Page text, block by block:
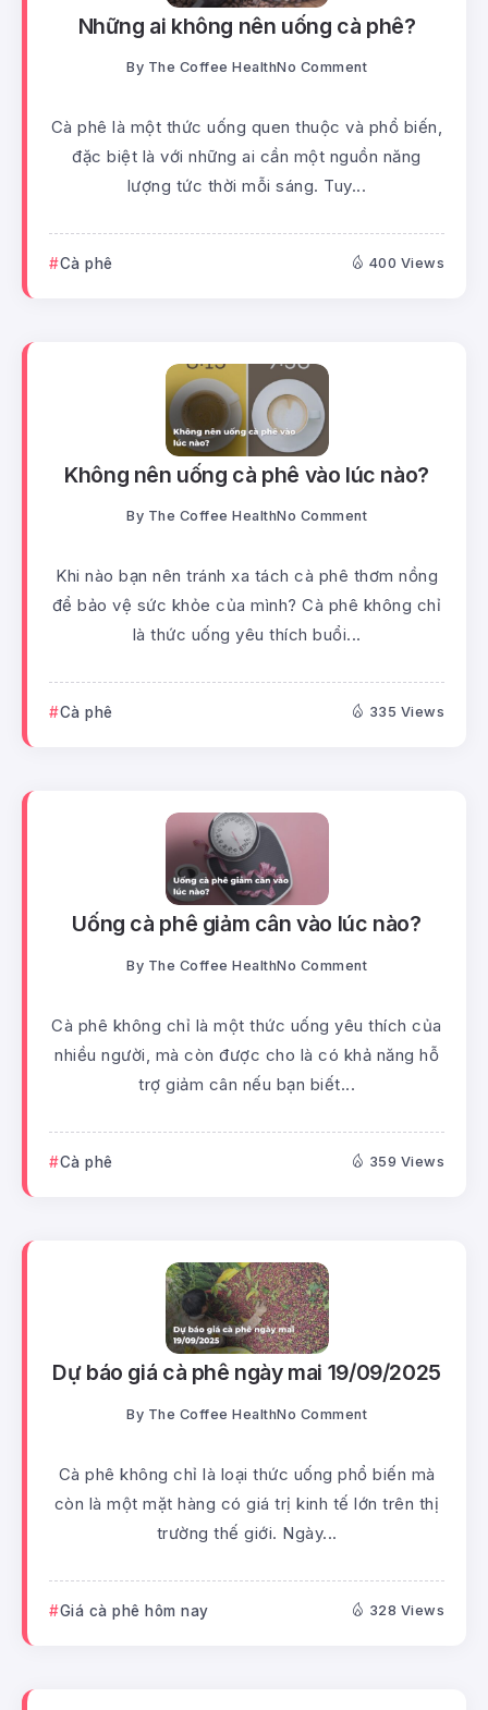
Những ai không nên uống cà phê?
By The Coffee HealthNo Comment
Cà phê là một thức uống quen thuộc và phổ biến,
đặc biệt là với những ai cần một nguồn năng
lượng tức thời mỗi sáng. Tuy...
Cà phê 400 Views
Không nên uống cà phê vào lúc nào?
By The Coffee HealthNo Comment
Khi nào bạn nên tránh xa tách cà phê thơm nồng
để bảo vệ sức khỏe của mình? Cà phê không chỉ
là thức uống yêu thích buổi...
Cà phê 335 Views
Uống cà phê giảm cân vào lúc nào?
By The Coffee HealthNo Comment
Cà phê không chỉ là một thức uống yêu thích của
nhiều người, mà còn được cho là có khả năng hỗ
trợ giảm cân nếu bạn biết...
Cà phê 359 Views
Dự báo giá cà phê ngày mai 19/09/2025
By The Coffee HealthNo Comment
Cà phê không chỉ là loại thức uống phổ biến mà
còn là một mặt hàng có giá trị kinh tế lớn trên thị
trường thế giới. Ngày...
Giá cà phê hôm nay 328 Views